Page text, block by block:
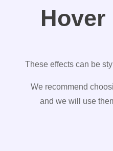
These effects can be
We recommend
and we will use